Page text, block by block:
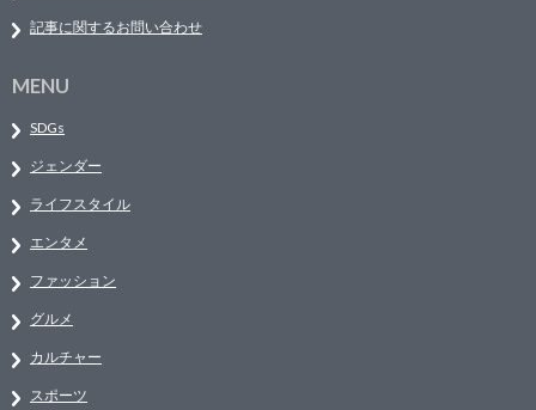
記事に関するお問い合わせ
MENU
SDGs
ジェンダー
ライフスタイル
エンタメ
ファッション
グルメ
カルチャー
スポーツ